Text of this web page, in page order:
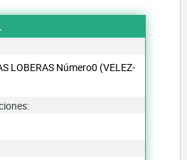
LOBERAS Número0 (VELEZ-